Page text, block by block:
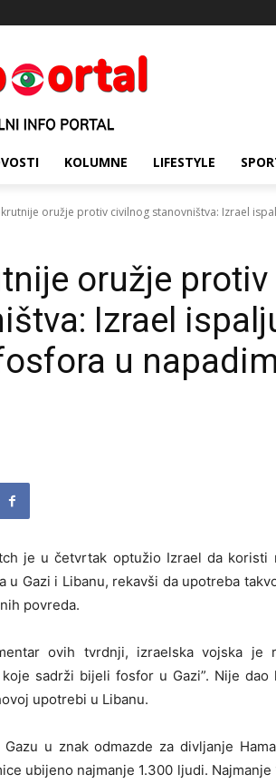
KOLUMNE LIFESTYLE
oružje protiv civilnog stanovništva: Izrael
oružje
Izrael
u
je u četvrtak optužio Izrael da
u Gazi i Libanu, rekavši da upotreba
povreda.
ovih tvrdnji, izraelska vojska je
sadrži bijeli fosfor u Gazi”. Nije
upotrebi u Libanu.
Gazu u znak odmazde za divljanje
ubijeno najmanje 1.300 ljudi.